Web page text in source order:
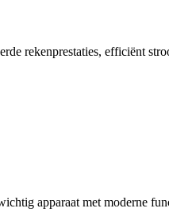
rekenprestaties, efficiënt
apparaat met moderne